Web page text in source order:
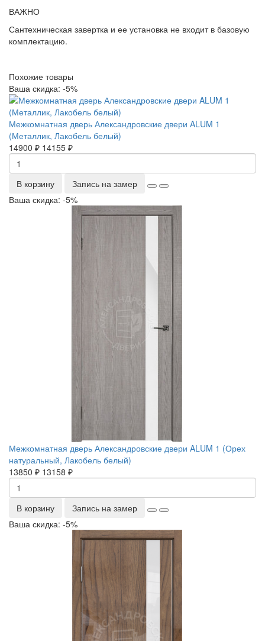
ВАЖНО
Сантехническая завертка и ее установка не входит в базовую
комплектацию.
Похожие товары
Ваша скидка: -5%
Межкомнатная дверь Александровские двери ALUM 1
(Металлик, Лакобель белый)
14900 ₽ 14155 ₽
В корзину
Запись на замер
Ваша скидка: -5%
Межкомнатная дверь Александровские двери ALUM 1 (Орех
натуральный, Лакобель белый)
13850 ₽ 13158 ₽
В корзину
Запись на замер
Ваша скидка: -5%